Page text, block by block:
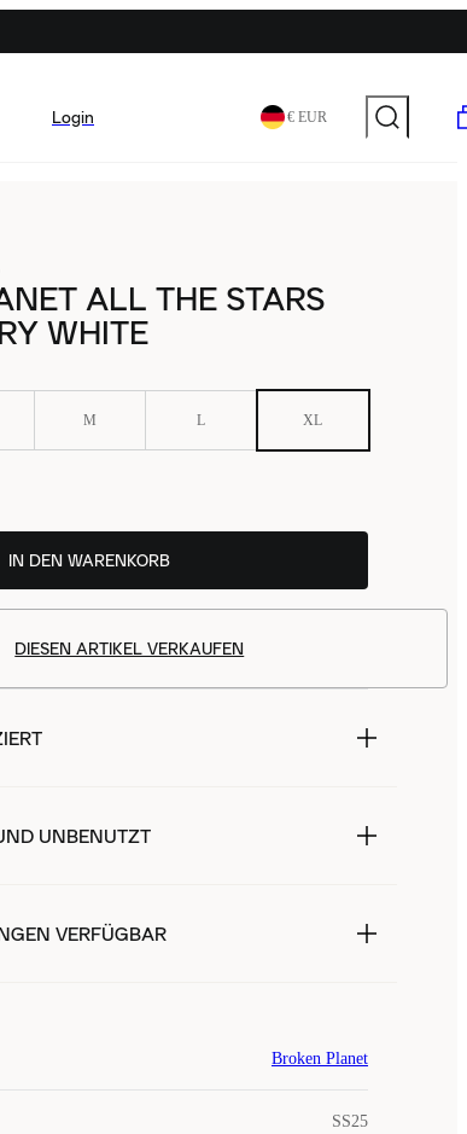
Login € EUR
ALL THE STARS
WHITE
M L XL
IN DEN WARENKORB
DIESEN ARTIKEL VERKAUFEN
UNBENUTZT
VERFÜGBAR
Broken Planet
SS25